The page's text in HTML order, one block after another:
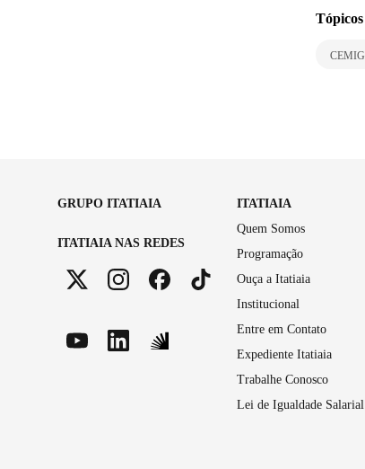
Tópicos
CEMIG
GRUPO ITATIAIA
ITATIAIA NAS REDES
ITATIAIA
Quem Somos
Programação
Ouça a Itatiaia
Institucional
Entre em Contato
Expediente Itatiaia
Trabalhe Conosco
Lei de Igualdade Salarial